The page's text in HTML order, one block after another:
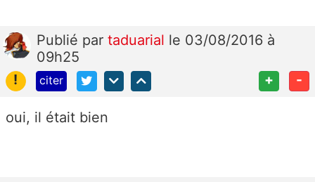
Publié par taduarial le 03/08/2016 à
09h25
!
citer + -
oui, il était bien